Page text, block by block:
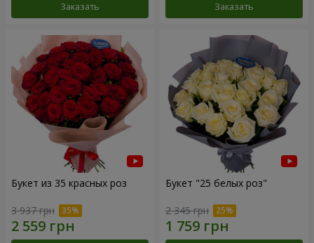
Заказать Заказать
Букет из 35 красных роз
3 937 грн
Букет "25 белых роз"
2 345 грн